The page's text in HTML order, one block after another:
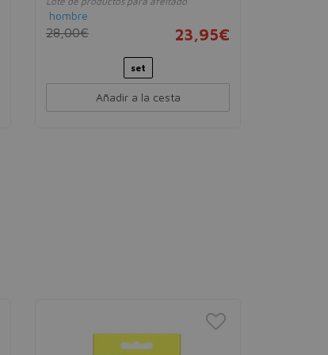
hombre
28,00€ 23,95€
set
Añadir a la cesta